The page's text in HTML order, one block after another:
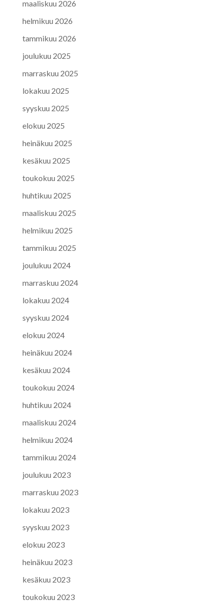
maaliskuu 2026
helmikuu 2026
tammikuu 2026
joulukuu 2025
marraskuu 2025
lokakuu 2025
syyskuu 2025
elokuu 2025
heinäkuu 2025
kesäkuu 2025
toukokuu 2025
huhtikuu 2025
maaliskuu 2025
helmikuu 2025
tammikuu 2025
joulukuu 2024
marraskuu 2024
lokakuu 2024
syyskuu 2024
elokuu 2024
heinäkuu 2024
kesäkuu 2024
toukokuu 2024
huhtikuu 2024
maaliskuu 2024
helmikuu 2024
tammikuu 2024
joulukuu 2023
marraskuu 2023
lokakuu 2023
syyskuu 2023
elokuu 2023
heinäkuu 2023
kesäkuu 2023
toukokuu 2023